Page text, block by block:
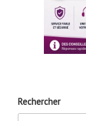
Rechercher